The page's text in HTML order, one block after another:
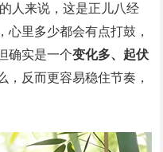
的人来说，这是正儿八经
心里多少都会有点打鼓，
确实是一个变化多、起伏
，反而更容易稳住节奏，